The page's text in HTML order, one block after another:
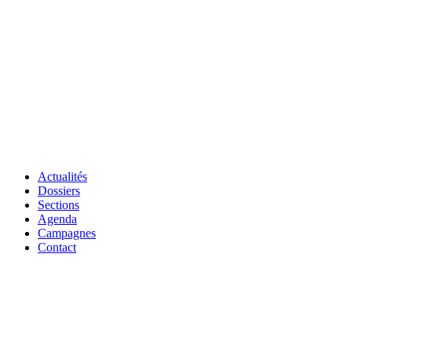
Actualités
Dossiers
Sections
Agenda
Campagnes
Contact